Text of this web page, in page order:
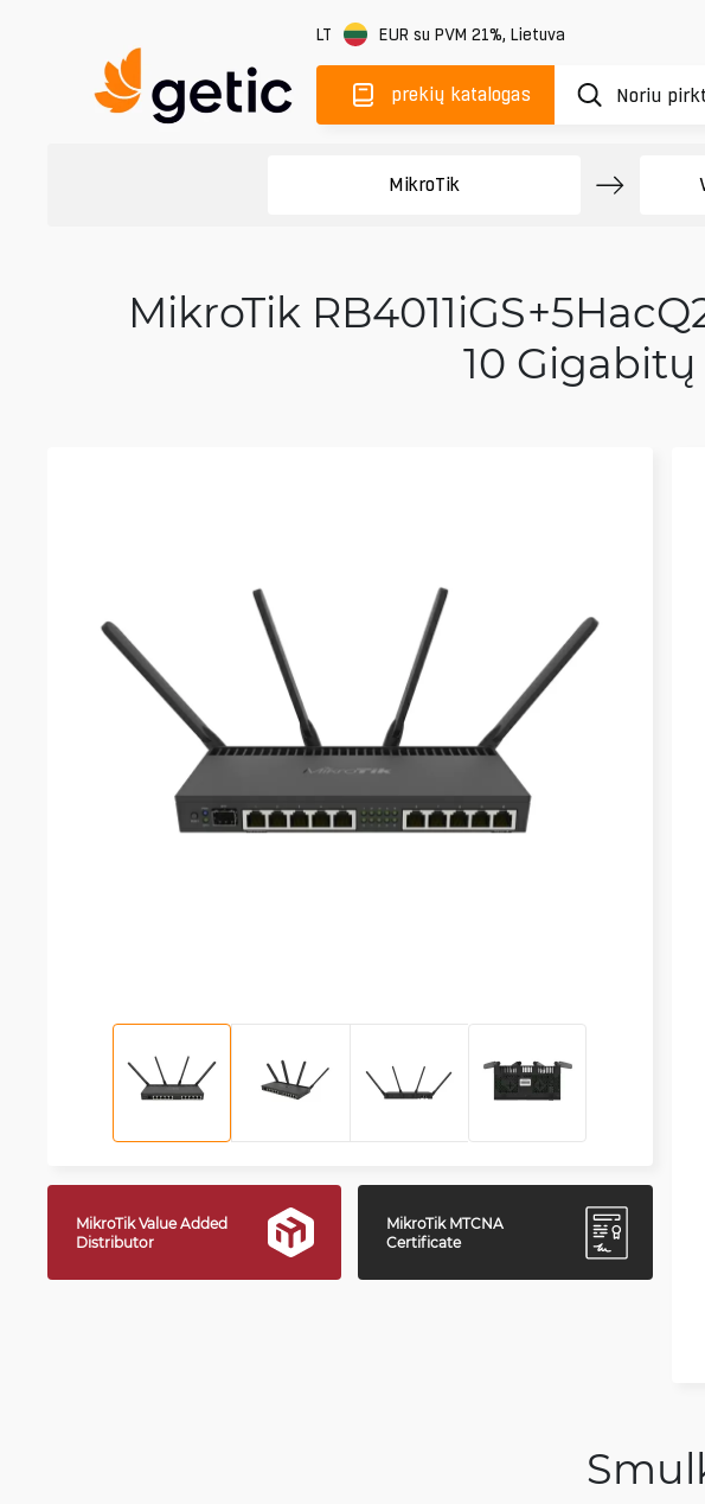
LT EUR su PVM 21%, Lietuva
prekių katalogas
MikroTik
MikroTik
10 Gigabitų
MikroTik Value Added
Distributor
MikroTik MTCNA
Certificate